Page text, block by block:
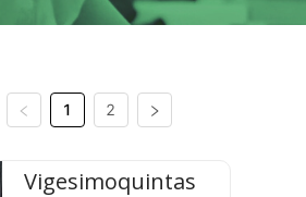
1 2
Vigesimoquintas